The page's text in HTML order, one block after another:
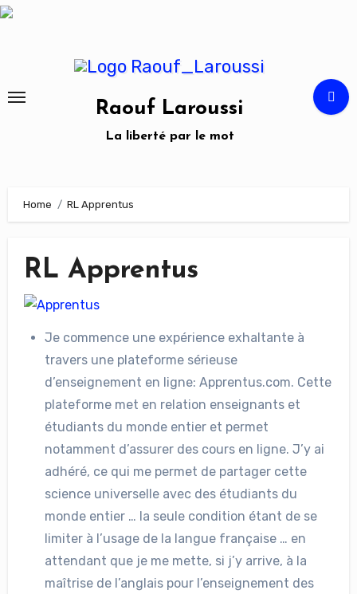
Skip
Raouf Laroussi
La liberté par le mot
Home RL Apprentus
RL Apprentus
Je commence une expérience exhaltante à
travers une plateforme sérieuse
d’enseignement en ligne: Apprentus.com. Cette
plateforme met en relation enseignants et
étudiants du monde entier et permet
notamment d’assurer des cours en ligne. J’y ai
adhéré, ce qui me permet de partager cette
science universelle avec des étudiants du
monde entier … la seule condition étant de se
limiter à l’usage de la langue française … en
attendant que je me mette, si j’y arrive, à la
maîtrise de l’anglais pour l’enseignement des